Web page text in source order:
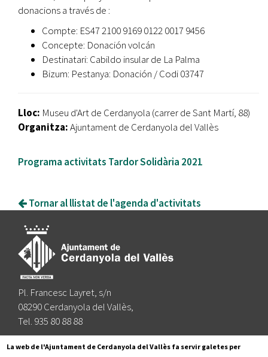
donacions a través de :
Compte: ES47 2100 9169 0122 0017 9456
Concepte: Donación volcán
Destinatari: Cabildo insular de La Palma
Bizum: Pestanya: Donación / Codi 03747
Lloc: Museu d'Art de Cerdanyola (carrer de Sant Martí, 88)
Organitza:Ajuntament de Cerdanyola del Vallès
Programa activitats Tardor Solidària 2021
Tornar al llistat de l'agenda d'activitats
Pl. Francesc Layret, s/n
08290 Cerdanyola del Vallès,
Tel. 935 80 88 88
Segueix-nos a:
La web de l'Ajuntament de Cerdanyola del Vallès fa servir galetes per